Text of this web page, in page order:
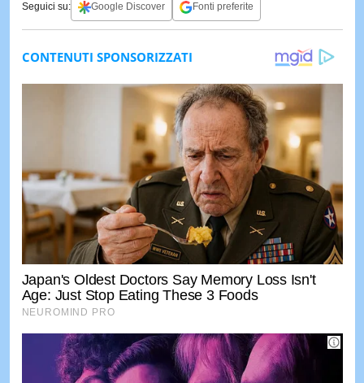
Seguici su: Google Discover Fonti preferite